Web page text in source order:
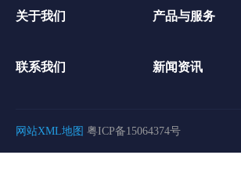
关于我们 产品与服务
联系我们 新闻资讯
网站XML地图 粤ICP备15064374号